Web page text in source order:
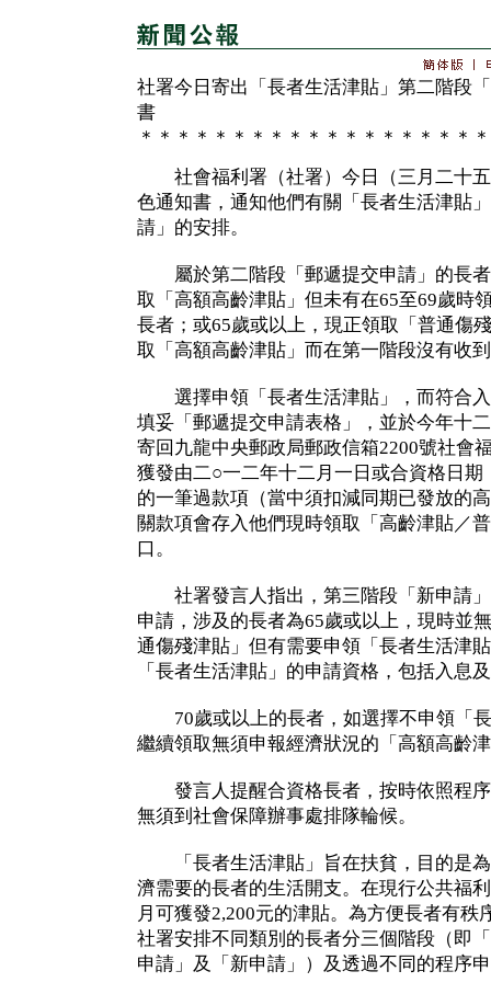
社署今日寄出「長者生活津貼」第二階段
書
＊＊＊＊＊＊＊＊＊＊＊＊＊＊＊＊＊＊
社會福利署（社署）今日（三月二十五
色通知書，通知他們有關「長者生活津貼
請」的安排。
屬於第二階段「郵遞提交申請」的長者
取「高額高齡津貼」但未有在65至69歲時
長者；或65歲或以上，現正領取「普通傷
取「高額高齡津貼」而在第一階段沒有收
選擇申領「長者生活津貼」，而符合入
填妥「郵遞提交申請表格」，並於今年十
寄回九龍中央郵政局郵政信箱2200號社會
獲發由二○一二年十二月一日或合資格日
的一筆過款項（當中須扣減同期已發放的
關款項會存入他們現時領取「高齡津貼／
口。
社署發言人指出，第三階段「新申請」
申請，涉及的長者為65歲或以上，現時並
通傷殘津貼」但有需要申領「長者生活津
「長者生活津貼」的申請資格，包括入息
70歲或以上的長者，如選擇不申領「長
繼續領取無須申報經濟狀況的「高額高齡
發言人提醒合資格長者，按時依照程序
無須到社會保障辦事處排隊輪候。
「長者生活津貼」旨在扶貧，目的是為
濟需要的長者的生活開支。在現行公共福
月可獲發2,200元的津貼。為方便長者有秩
社署安排不同類別的長者分三個階段（即
申請」及「新申請」）及透過不同的程序